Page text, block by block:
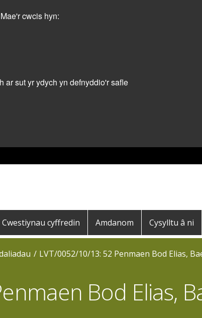
cwcis hyn:
ar sut yr ydych yn defnyddio'r safle
Cwestiynau cyffredin Amdanom Cysylltu â ni
LVT/0052/10/13: 52 Penmaen Bod Elias,
Bod Elias,